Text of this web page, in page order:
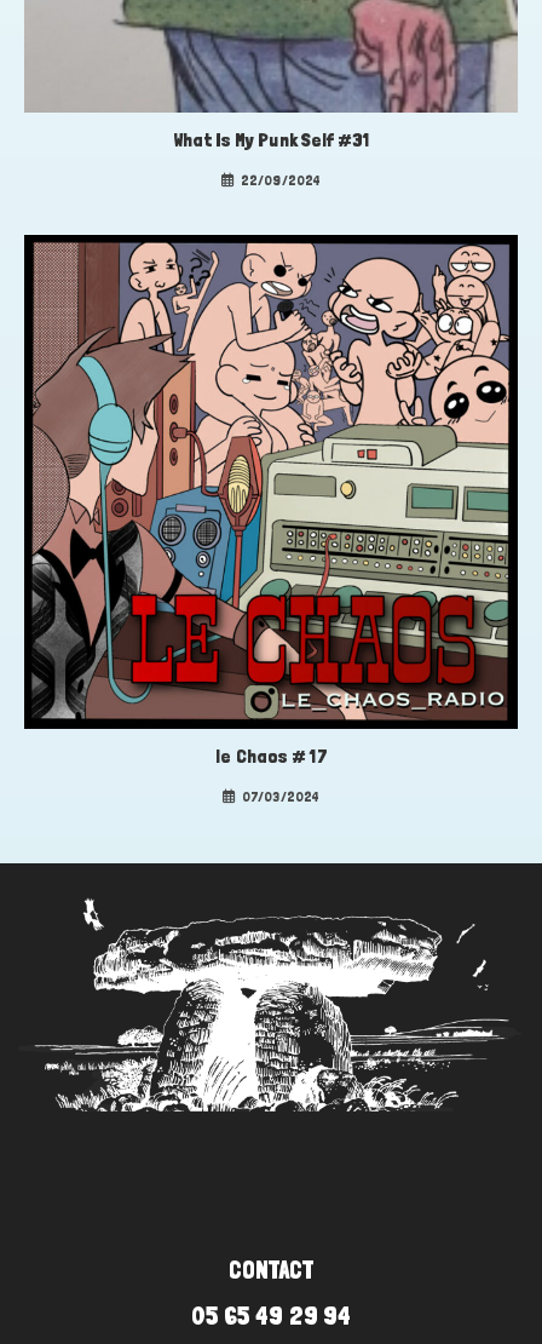
What Is My Punk Self #31
22/09/2024
le Chaos # 17
07/03/2024
CONTACT
05 65 49 29 94